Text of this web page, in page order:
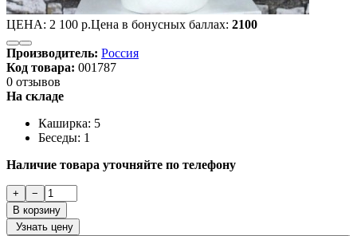
ЦЕНА: 2 100 р.Цена в бонусных баллах: 2100
Производитель: Россия
Код товара: 001787
0 отзывов
На складе
Каширка: 5
Беседы: 1
Наличие товара уточняйте по телефону
+
−
В корзину
Узнать цену